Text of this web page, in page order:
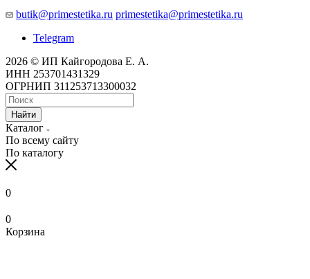
butik@primestetika.ru primestetika@primestetika.ru
Telegram
2026 © ИП Кайгородова Е. А.
ИНН 253701431329
ОГРНИП 311253713300032
Найти
Каталог
По всему сайту
По каталогу
0
0
Корзина